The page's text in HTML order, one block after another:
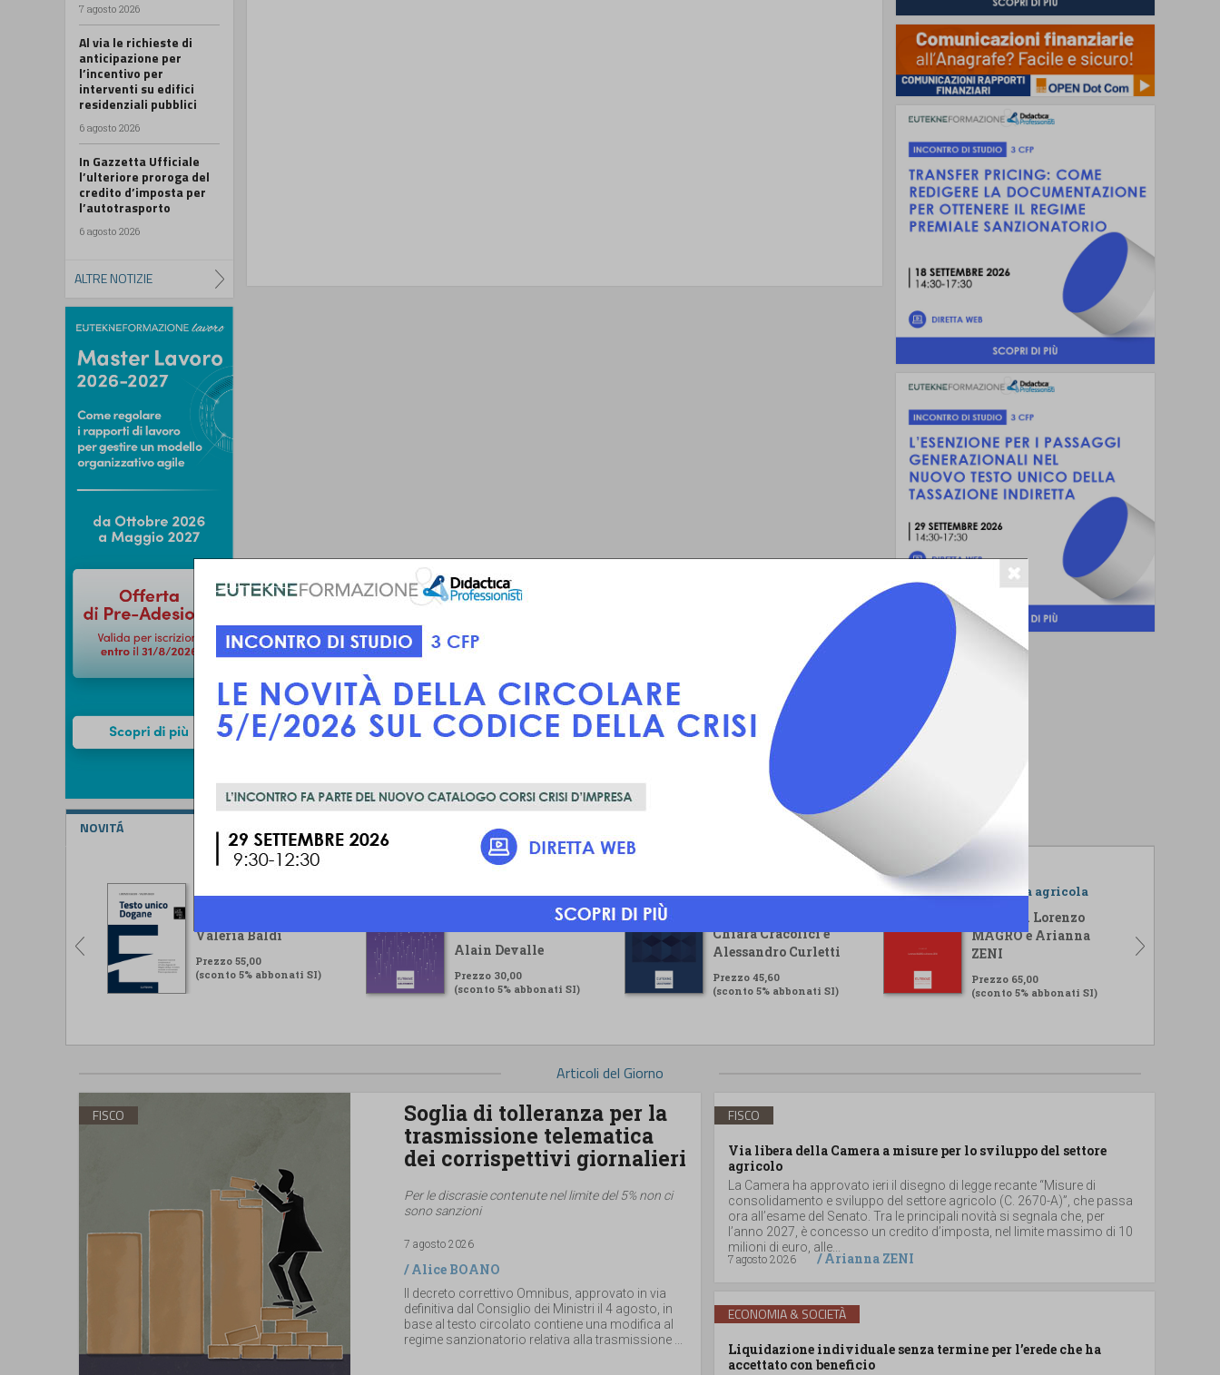
7 agosto 2026
Al via le richieste di
anticipazione per
l’incentivo per
interventi su edifici
residenziali pubblici
6 agosto 2026
In Gazzetta Ufficiale
l’ulteriore proroga del
credito d’imposta per
l’autotrasporto
6 agosto 2026
ALTRE NOTIZIE
NOVITÁ
Valeria Baldi
Prezzo 55,00
(sconto 5% abbonati SI)
Reporting Standard
Alain Devalle
Prezzo 30,00
(sconto 5% abbonati SI)
Chiara Cracolici e
Alessandro Curletti
Prezzo 45,60
(sconto 5% abbonati SI)
L'impresa agricola
A cura di Lorenzo
MAGRO e Arianna
ZENI
Prezzo 65,00
(sconto 5% abbonati SI)
Articoli del Giorno
FISCO
Soglia di tolleranza per la
trasmissione telematica
dei corrispettivi giornalieri
Per le discrasie contenute nel limite del 5% non ci
sono sanzioni
7 agosto 2026
/Alice BOANO
Il decreto correttivo Omnibus, approvato in via
definitiva dal Consiglio dei Ministri il 4 agosto, in
base al testo circolato contiene una modifica al
regime sanzionatorio relativa alla trasmissione ...
FISCO
Via libera della Camera a misure per lo sviluppo del settore
agricolo
La Camera ha approvato ieri il disegno di legge recante “Misure di
consolidamento e sviluppo del settore agricolo (C. 2670-A)”, che passa
ora all’esame del Senato. Tra le principali novità si segnala che, per
l’anno 2027, è concesso un credito d’imposta, nel limite massimo di 10
milioni di euro, alle...
7 agosto 2026
/Arianna ZENI
ECONOMIA & SOCIETÀ
Liquidazione individuale senza termine per l’erede che ha
accettato con beneficio